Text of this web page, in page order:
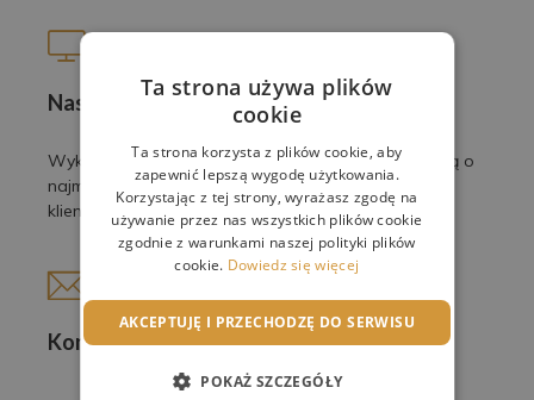
Nasze prace
Wykonujemy profesjonalne usługi z pasją i dbałością o
najmniejsze detale, by spełnić oczekiwania naszych
klientów.
Kontakt
Ta strona używa plików
cookie
Ta strona korzysta z plików cookie, aby
zapewnić lepszą wygodę użytkowania.
Korzystając z tej strony, wyrażasz zgodę na
używanie przez nas wszystkich plików cookie
zgodnie z warunkami naszej polityki plików
cookie. Dowiedz się więcej
AKCEPTUJĘ I PRZECHODZĘ DO SERWISU
POKAŻ SZCZEGÓŁY